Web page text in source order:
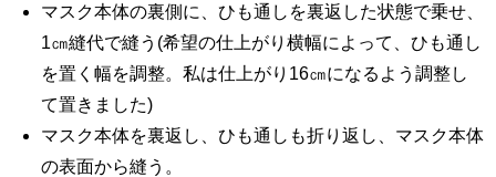
マスク本体の裏側に、ひも通しを裏返した状態で乗せ、
1㎝縫代で縫う(希望の仕上がり横幅によって、ひも通し
を置く幅を調整。私は仕上がり16㎝になるよう調整し
て置きました)
マスク本体を裏返し、ひも通しも折り返し、マスク本体
の表面から縫う。